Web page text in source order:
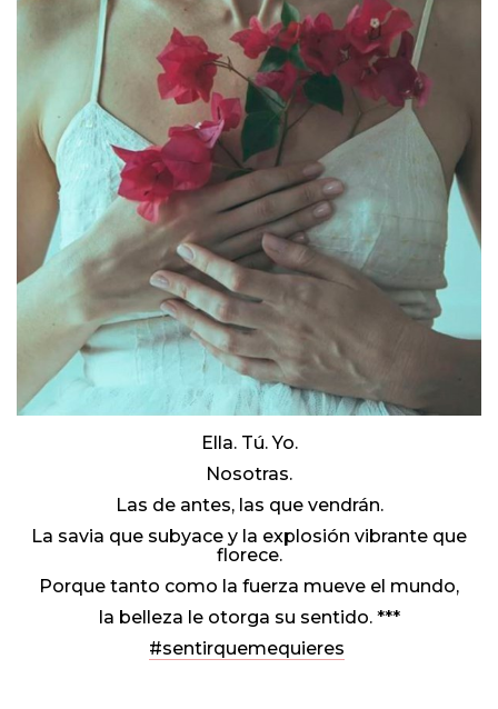
Ella. Tú. Yo.
Nosotras.
Las de antes, las que vendrán.
La savia que subyace y la explosión vibrante que
florece.
Porque tanto como la fuerza mueve el mundo,
la belleza le otorga su sentido. ***
#sentirquemequieres